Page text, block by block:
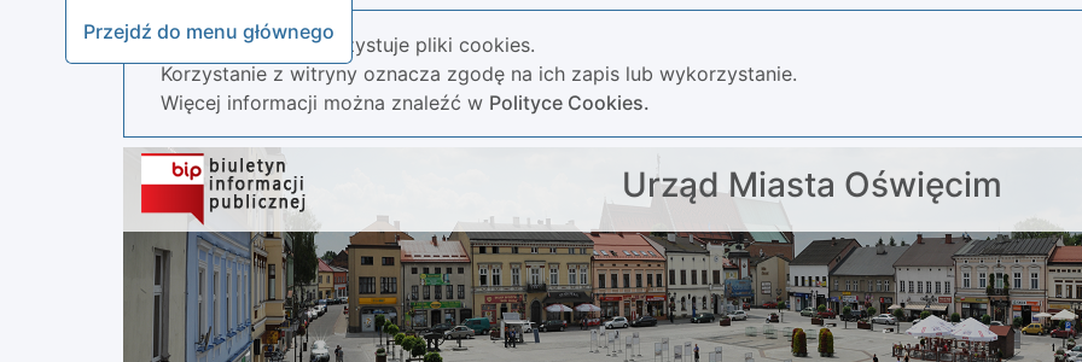
Przejdź do menu głównego
Nasza strona wykorzystuje pliki cookies.
Korzystanie z witryny oznacza zgodę na ich zapis lub wykorzystanie.
Więcej informacji można znaleźć w Polityce Cookies.
Urząd Miasta Oświęcim